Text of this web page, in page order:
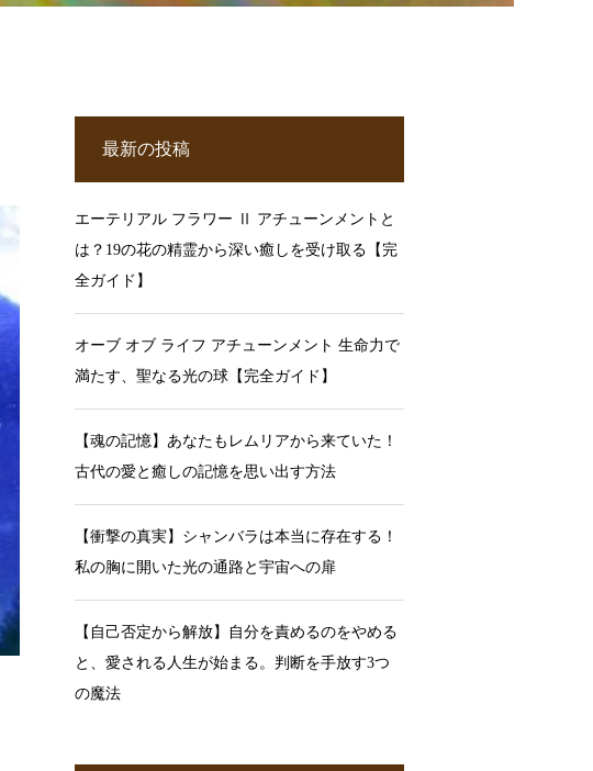
最新の投稿
エーテリアル フラワー Ⅱ アチューンメントと
は？19の花の精霊から深い癒しを受け取る【完
全ガイド】
オーブ オブ ライフ アチューンメント 生命力で
満たす、聖なる光の球【完全ガイド】
【魂の記憶】あなたもレムリアから来ていた！
古代の愛と癒しの記憶を思い出す方法
【衝撃の真実】シャンバラは本当に存在する！
私の胸に開いた光の通路と宇宙への扉
【自己否定から解放】自分を責めるのをやめる
と、愛される人生が始まる。判断を手放す3つ
の魔法